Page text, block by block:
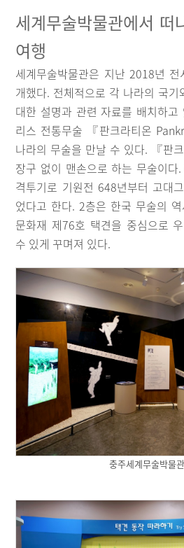
세계무술박물관에서 떠
여행
세계무술박물관은 지난 2018년
개했다. 전체적으로 각 나라의 국
대한 설명과 관련 자료를 배치하
리스 전통무술 『판크라티온
나라의 무술을 만날 수 있다. 『판
장구 없이 맨손으로 하는 무술이다
격투기로 기원전 648년부터 고대
었다고 한다. 2층은 한국 무술의
문화재 제76호 택견을 중심으로
수 있게 꾸며져 있다.
충주세계무술박물